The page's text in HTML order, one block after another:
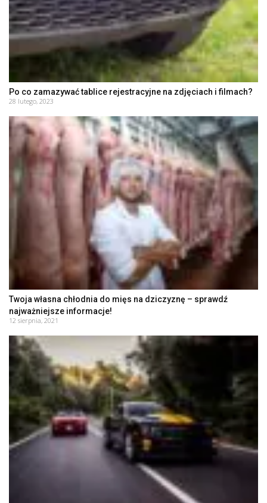
Po co zamazywać tablice rejestracyjne na zdjęciach i filmach?
28 lutego, 2023
Twoja własna chłodnia do mięs na dziczyznę – sprawdź
najważniejsze informacje!
12 sierpnia, 2021